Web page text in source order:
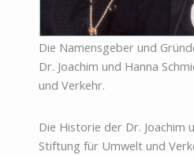
Die Namensgeber und
Dr. Joachim und Hanna
und Verkehr.
Die Historie der Dr. Joachim
Stiftung für Umwelt und